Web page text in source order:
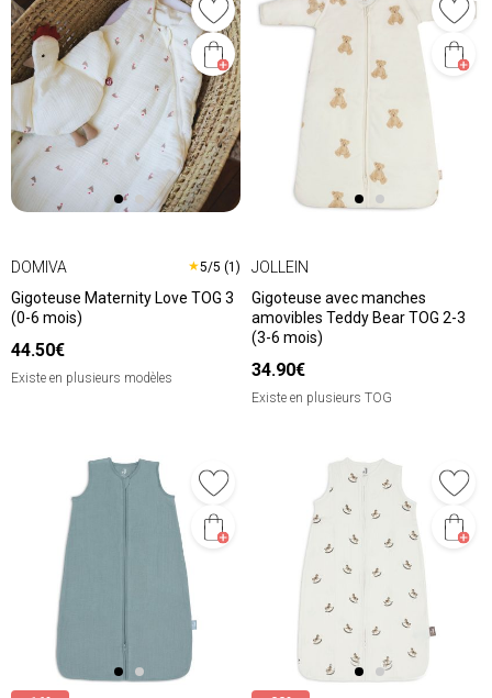
DOMIVA ★5/5 (1)
Gigoteuse Maternity Love TOG 3
(0-6 mois)
44.50€
Existe en plusieurs modèles
JOLLEIN
Gigoteuse avec manches
amovibles Teddy Bear TOG 2-3
(3-6 mois)
34.90€
Existe en plusieurs TOG